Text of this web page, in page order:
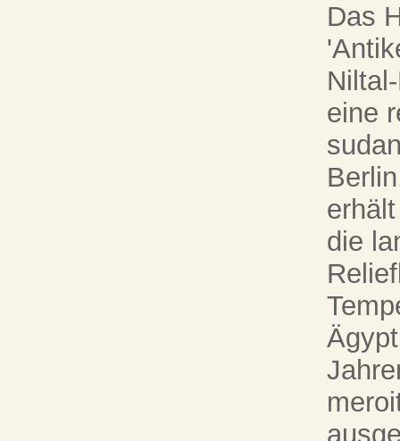
Das
eine
die